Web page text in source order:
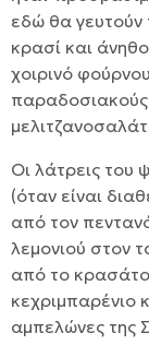
εδώ θα γευτούν
κρασί και
χοιρινό
Οι λάτρεις του
(όταν είναι
από τον
λεμονιού στον
από το
κεχριμπαρένιο
αμπελώνες της